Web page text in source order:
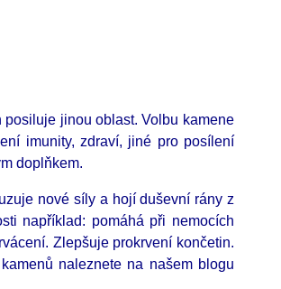
jinou oblast. Volbu kamene
imunity, zdraví, jiné pro posílení
doplňkem.
nové síly a hojí duševní rány z
například: pomáhá při nemocích
Zlepšuje prokrvení končetin.
naleznete na našem blogu